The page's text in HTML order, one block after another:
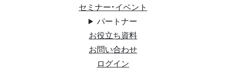
セミナー・イベント
パートナー
お役立ち資料
お問い合わせ
ログイン